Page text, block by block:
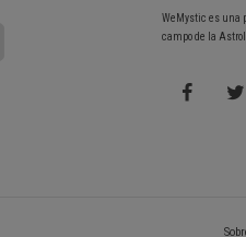
WeMystic es una
campo de la